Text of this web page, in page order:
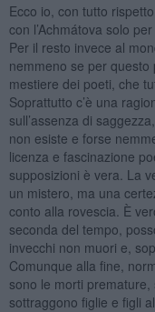
Ecco io, con tutto
con l’Achmátova solo
Per il resto invece al
nemmeno se per
mestiere dei poeti, che
Soprattutto c’è una
sull’assenza di
non esiste e forse
licenza e fascinazione
supposizioni è vera. La
un mistero, ma una
conto alla rovescia. È
seconda del tempo,
invecchi non muori e,
Comunque alla fine,
sono le morti
sottraggono figlie e figli